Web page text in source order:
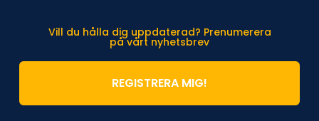
Vill du hålla dig uppdaterad? Prenumerera
på vårt nyhetsbrev
REGISTRERA MIG!